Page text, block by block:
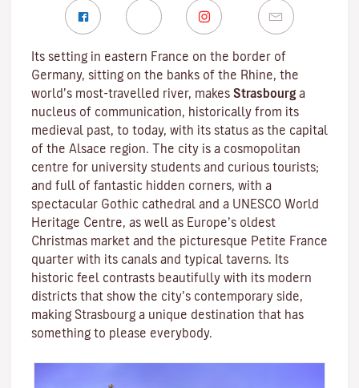
Its setting in eastern France on the border of
Germany, sitting on the banks of the Rhine, the
world’s most-travelled river, makes Strasbourg a
nucleus of communication, historically from its
medieval past, to today, with its status as the capital
of the Alsace region. The city is a cosmopolitan
centre for university students and curious tourists;
and full of fantastic hidden corners, with a
spectacular Gothic cathedral and a UNESCO World
Heritage Centre, as well as Europe’s oldest
Christmas market and the picturesque Petite France
quarter with its canals and typical taverns. Its
historic feel contrasts beautifully with its modern
districts that show the city’s contemporary side,
making Strasbourg a unique destination that has
something to please everybody.